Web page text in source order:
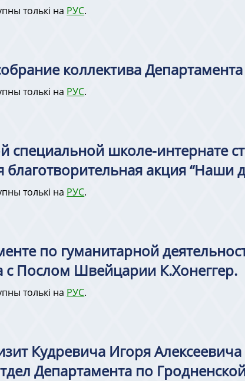
толькі на РУС.
коллектива Департамента
толькі на РУС.
специальной школе-интернате
благотворительная акция “Наши
толькі на РУС.
по гуманитарной
с Послом Швейцарии К.Хонеггер.
толькі на РУС.
Кудревича Игоря
Департамента по